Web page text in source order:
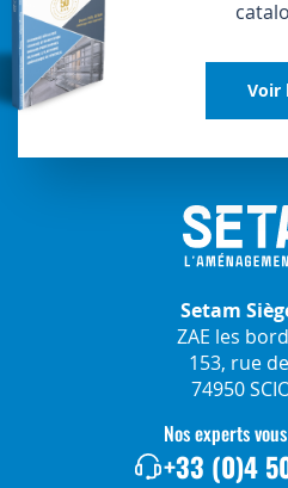
Voir
Setam
ZAE les
153, rue
74950
Nos experts
+33 (0)4